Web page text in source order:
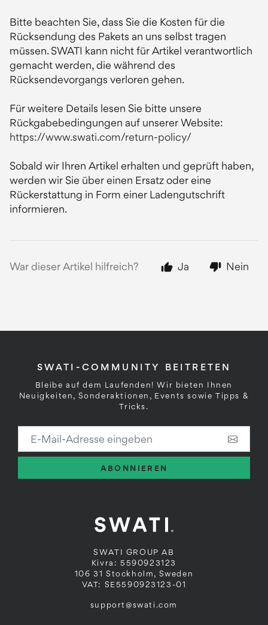
Bitte beachten Sie, dass Sie die Kosten für die
Rücksendung des Pakets an uns selbst tragen
müssen. SWATI kann nicht für Artikel verantwortlich
gemacht werden, die während des
Rücksendevorgangs verloren gehen.
Für weitere Details lesen Sie bitte unsere
Rückgabebedingungen auf unserer Website:
https://www.swati.com/return-policy/
Sobald wir Ihren Artikel erhalten und geprüft haben,
werden wir Sie über einen Ersatz oder eine
Rückerstattung in Form einer Ladengutschrift
informieren.
War dieser Artikel hilfreich? Ja Nein
SWATI GROUP AB
Kivra: 5590923123
106 31 Stockholm, Sweden
VAT: SE5590923123-01
support@swati.com
SWATI-COMMUNITY BEITRETEN
Bleibe auf dem Laufenden! Wir bieten Ihnen
Neuigkeiten, Sonderaktionen, Events sowie Tipps &
Tricks.
ABONNIEREN